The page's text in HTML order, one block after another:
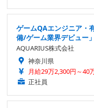
ゲームQAエンジニア・
備/ゲーム業界デビュー
AQUARIUS株式会社
神奈川県
月給29万2,300円～40
正社員